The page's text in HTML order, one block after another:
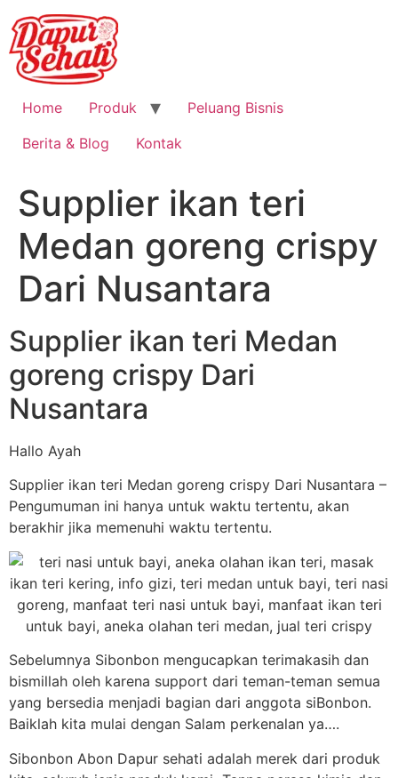
Home Produk
Peluang Bisnis
Berita & Blog
Kontak
Supplier ikan teri
Medan goreng crispy
Dari Nusantara
Supplier ikan teri Medan
goreng crispy Dari
Nusantara
Hallo Ayah
Supplier ikan teri Medan goreng crispy Dari Nusantara –
Pengumuman ini hanya untuk waktu tertentu, akan
berakhir jika memenuhi waktu tertentu.
Sebelumnya Sibonbon mengucapkan terimakasih dan
bismillah oleh karena support dari teman-teman semua
yang bersedia menjadi bagian dari anggota siBonbon.
Baiklah kita mulai dengan Salam perkenalan ya….
Sibonbon Abon Dapur sehati adalah merek dari produk